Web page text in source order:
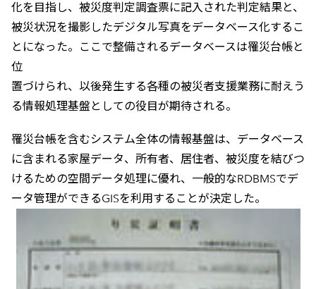
化を目指し、被災度判定調査票に記入された判定結果と、
被災状況を撮影したデジタル写真をデータベース化するこ
とになった。ここで整備されるデータベースは罹災台帳と
位
置づけられ、以後発生する各種の被災者支援業務に耐えう
る情報処理基盤としての役目が期待される。
罹災台帳を含むシステム全体の情報基盤は、データベース
に含まれる家屋データ、所有者、居住者、被災度を結びつ
けるための空間データ処理に優れ、一般的なRDBMSでデ
ータ管理ができるGISを利用することが決定した。